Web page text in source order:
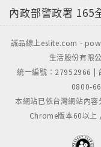
內政部警政署 165
誠品線上eslite.com -
生活股份有限
統一編號：27952966 |
0800-
本網站已依台灣網站內
Chrome版本60以